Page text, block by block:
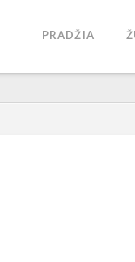
PRADŽIA